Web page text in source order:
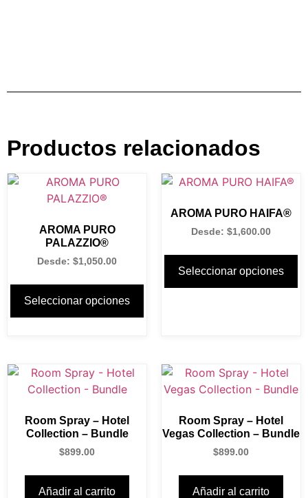
Productos relacionados
AROMA PURO
PALAZZIO®
Desde: $1,050.00
Seleccionar opciones
AROMA PURO HAIFA®
Desde: $1,600.00
Seleccionar opciones
Room Spray – Hotel
Collection – Bundle
$899.00
Añadir al carrito
Room Spray – Hotel
Vegas Collection – Bundle
$899.00
Añadir al carrito